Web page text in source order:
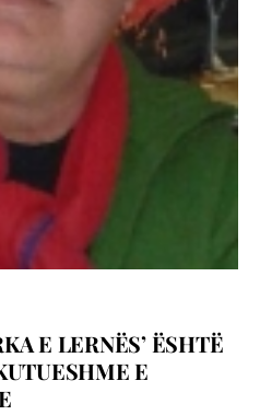
E LERNËS’ ËSHTË
E